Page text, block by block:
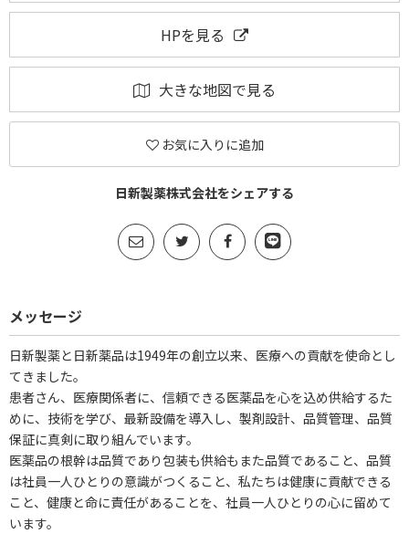
HPを見る
大きな地図で見る
お気に入りに追加
日新製薬株式会社をシェアする
メッセージ
日新製薬と日新薬品は1949年の創立以来、医療への貢献を使命とし
てきました。
患者さん、医療関係者に、信頼できる医薬品を心を込め供給するた
めに、技術を学び、最新設備を導入し、製剤設計、品質管理、品質
保証に真剣に取り組んでいます。
医薬品の根幹は品質であり包装も供給もまた品質であること、品質
は社員一人ひとりの意識がつくること、私たちは健康に貢献できる
こと、健康と命に責任があることを、社員一人ひとりの心に留めて
います。